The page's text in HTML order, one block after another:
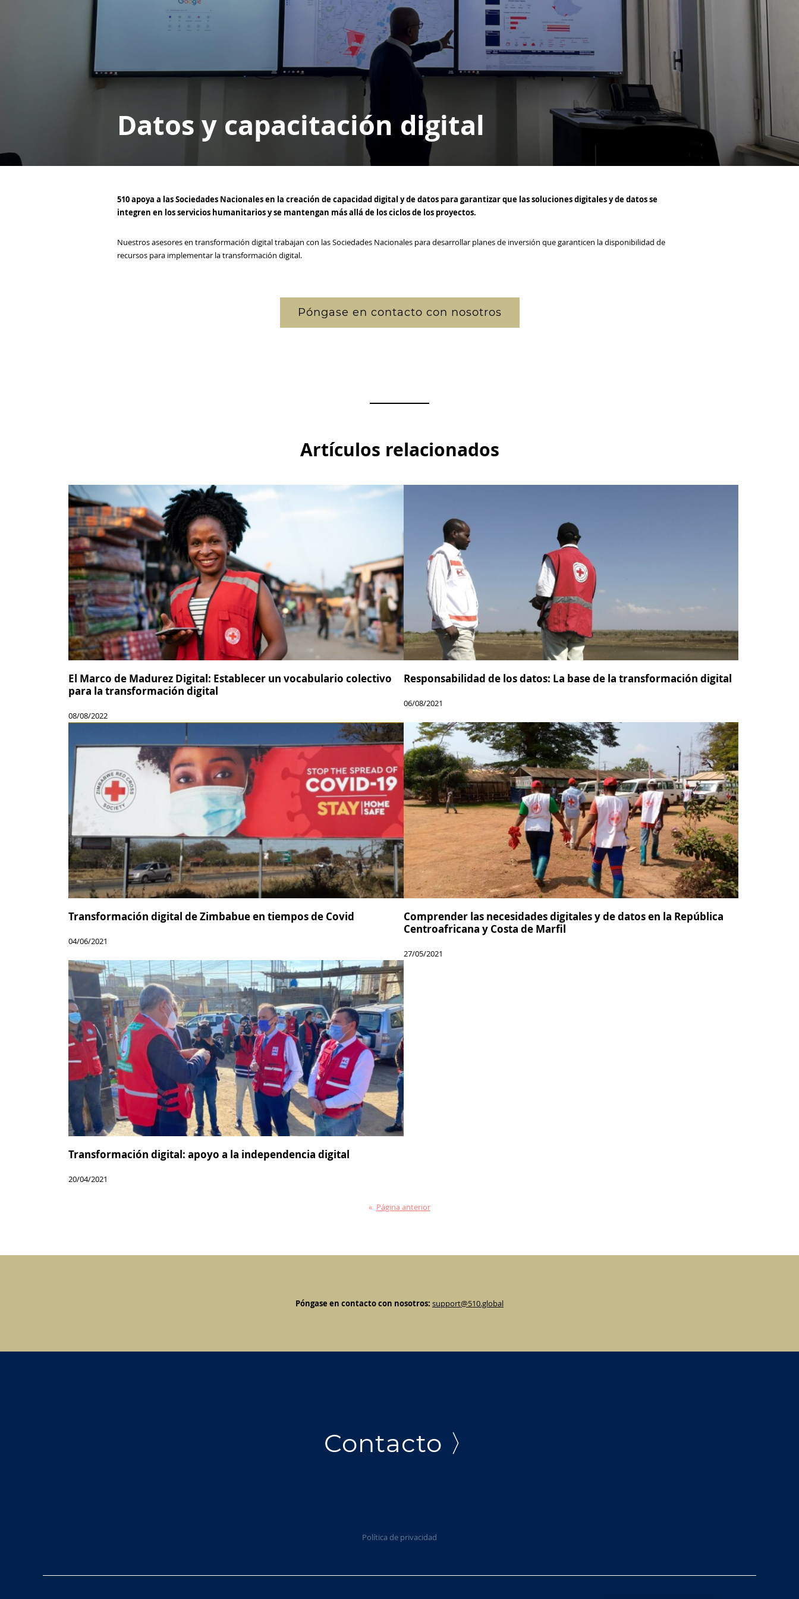
Datos y capacitación digital
510 apoya a las Sociedades Nacionales en la creación de capacidad digital y de datos para garantizar que las soluciones digitales y de datos se
integren en los servicios humanitarios y se mantengan más allá de los ciclos de los proyectos.
Nuestros asesores en transformación digital trabajan con las Sociedades Nacionales para desarrollar planes de inversión que garanticen la disponibilidad de
recursos para implementar la transformación digital.
Póngase en contacto con nosotros
Artículos relacionados
El Marco de Madurez Digital: Establecer un vocabulario colectivo
para la transformación digital
08/08/2022
Responsabilidad de los datos: La base de la transformación digital
06/08/2021
Transformación digital de Zimbabue en tiempos de Covid
04/06/2021
Comprender las necesidades digitales y de datos en la República
Centroafricana y Costa de Marfil
27/05/2021
Transformación digital: apoyo a la independencia digital
20/04/2021
« Página anterior
Póngase en contacto con nosotros: support@510.global
Contacto 〉
Política de privacidad